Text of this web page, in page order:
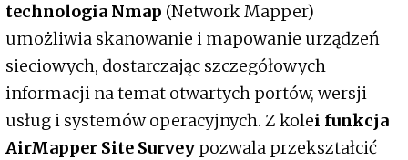
technologia Nmap (Network Mapper)
umożliwia skanowanie i mapowanie urządzeń
sieciowych, dostarczając szczegółowych
informacji na temat otwartych portów, wersji
usług i systemów operacyjnych. Z kolei funkcja
AirMapper Site Survey pozwala przekształcić